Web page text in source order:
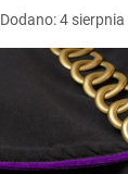
Dodano:4 sierpnia